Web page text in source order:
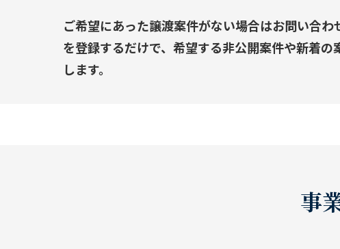
ご希望にあった譲渡案件がない場合はお問い合
を登録するだけで、希望する非公開案件や新着の
します。
事